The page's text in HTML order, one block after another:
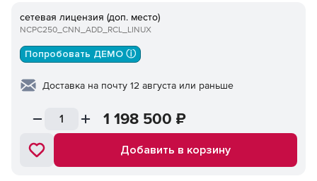
сетевая лицензия (доп. место)
NCPC250_CNN_ADD_RCL_LINUX
Попробовать ДЕМО ⓘ
Доставка на почту 12 августа или раньше
1 198 500 ₽
Добавить в корзину